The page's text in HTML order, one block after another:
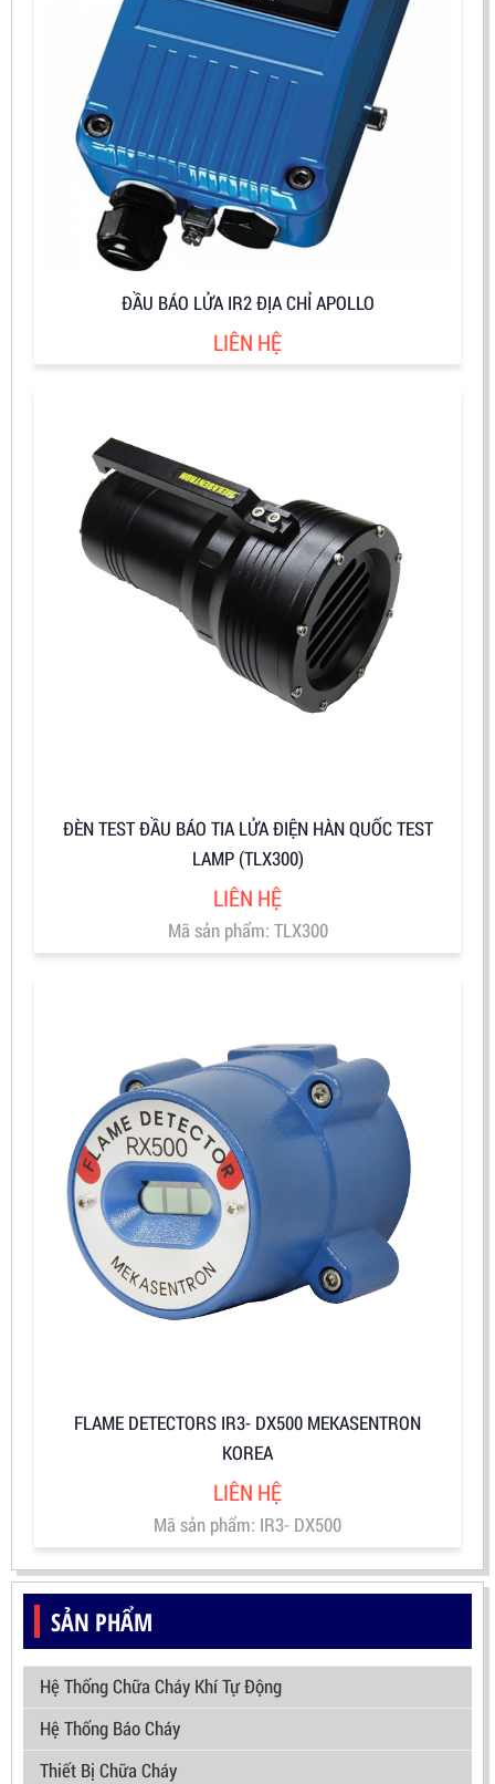
SẢN PHẨM
Hệ Thống Chữa Cháy Khí Tự Động
Hệ Thống Báo Cháy
Thiết Bị Chữa Cháy
ĐẦU BÁO LỬA IR2 ĐỊA CHỈ APOLLO
LIÊN HỆ
ĐÈN TEST ĐẦU BÁO TIA LỬA ĐIỆN HÀN QUỐC TEST
LAMP (TLX300)
LIÊN HỆ
Mã sản phẩm: TLX300
FLAME DETECTORS IR3- DX500 MEKASENTRON
KOREA
LIÊN HỆ
Mã sản phẩm: IR3- DX500